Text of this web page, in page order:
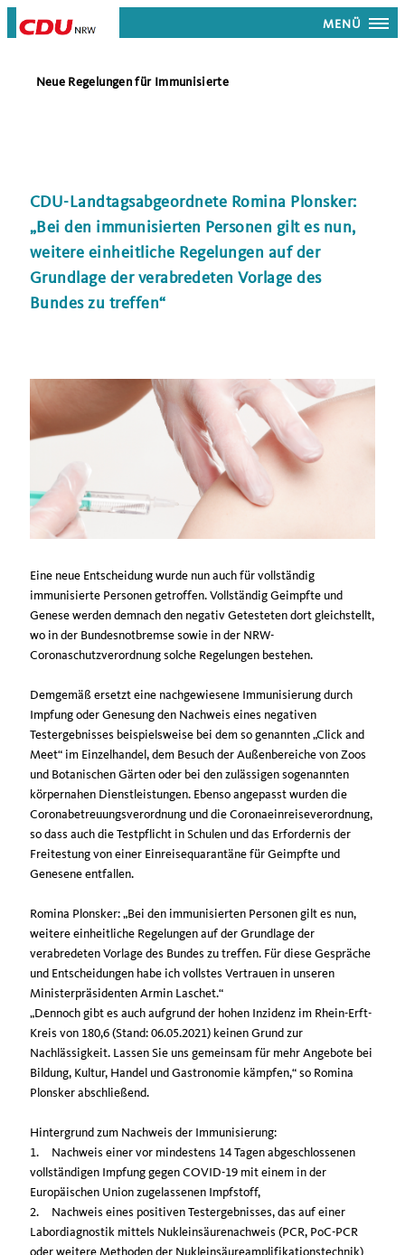
MENÜ
Neue Regelungen für Immunisierte
CDU-Landtagsabgeordnete Romina Plonsker:
Bei den immunisierten Personen gilt es nun,
weitere einheitliche Regelungen auf der
Grundlage der verabredeten Vorlage des
Bundes zu treffen“
Eine neue Entscheidung wurde nun auch für vollständig
immunisierte Personen getroffen. Vollständig Geimpfte und
Genese werden demnach den negativ Getesteten dort gleichstellt,
wo in der Bundesnotbremse sowie in der NRW-
Coronaschutzverordnung solche Regelungen bestehen.
Demgemäß ersetzt eine nachgewiesene Immunisierung durch
Impfung oder Genesung den Nachweis eines negativen
Testergebnisses beispielsweise bei dem so genannten „Click and
Meet“ im Einzelhandel, dem Besuch der Außenbereiche von Zoos
und Botanischen Gärten oder bei den zulässigen sogenannten
körpernahen Dienstleistungen. Ebenso angepasst wurden die
Coronabetreuungsverordnung und die Coronaeinreiseverordnung,
so dass auch die Testpflicht in Schulen und das Erfordernis der
Freitestung von einer Einreisequarantäne für Geimpfte und
Genesene entfallen.
Romina Plonsker: „Bei den immunisierten Personen gilt es nun,
weitere einheitliche Regelungen auf der Grundlage der
verabredeten Vorlage des Bundes zu treffen. Für diese Gespräche
und Entscheidungen habe ich vollstes Vertrauen in unseren
Ministerpräsidenten Armin Laschet.“
Dennoch gibt es auch aufgrund der hohen Inzidenz im Rhein-Erft-
Kreis von 180,6 (Stand: 06.05.2021) keinen Grund zur
Nachlässigkeit. Lassen Sie uns gemeinsam für mehr Angebote bei
Bildung, Kultur, Handel und Gastronomie kämpfen,“ so Romina
Plonsker abschließend.
Hintergrund zum Nachweis der Immunisierung:
1.
Nachweis einer vor mindestens 14 Tagen abgeschlossenen
vollständigen Impfung gegen COVID-19 mit einem in der
Europäischen Union zugelassenen Impfstoff,
2.
Nachweis eines positiven Testergebnisses, das auf einer
Labordiagnostik mittels Nukleinsäurenachweis (PCR, PoC-PCR
oder weitere Methoden der Nukleinsäureamplifikationstechnik)